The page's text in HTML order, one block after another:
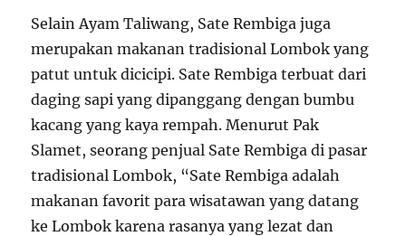
Selain Ayam Taliwang, Sate Rembiga juga
merupakan makanan tradisional Lombok yang
patut untuk dicicipi. Sate Rembiga terbuat dari
daging sapi yang dipanggang dengan bumbu
kacang yang kaya rempah. Menurut Pak
Slamet, seorang penjual Sate Rembiga di pasar
tradisional Lombok, “Sate Rembiga adalah
makanan favorit para wisatawan yang datang
ke Lombok karena rasanya yang lezat dan